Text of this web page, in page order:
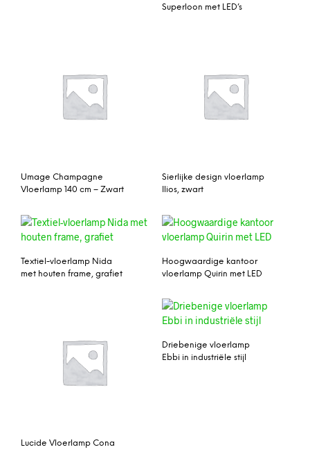
Superloon met LED’s
Umage Champagne
Vloerlamp 140 cm – Zwart
Sierlijke design vloerlamp
Ilios, zwart
Textiel-vloerlamp Nida
met houten frame, grafiet
Hoogwaardige kantoor
vloerlamp Quirin met LED
Lucide Vloerlamp Cona
Driebenige vloerlamp
Ebbi in industriële stijl